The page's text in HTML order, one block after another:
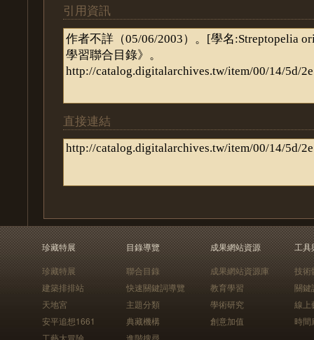
引用資訊
直接連結
珍藏特展
珍藏特展
建築排排站
天地宮
安平追想1661
工藝大冒險
目錄導覽
聯合目錄
快速關鍵詞導覽
主題分類
典藏機構
進階搜尋
成果網站資源
成果網站資源庫
教育學習
學術研究
創意加值
工具
技術
關鍵
線上
時間